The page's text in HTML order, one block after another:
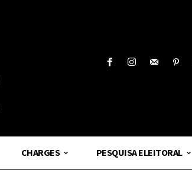
CHARGES PESQUISA ELEITORAL